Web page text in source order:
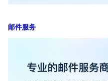
邮件服务